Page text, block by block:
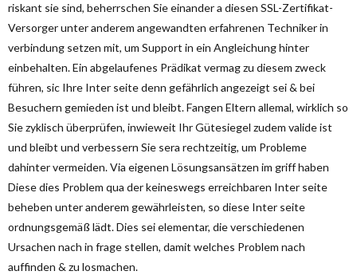
riskant sie sind, beherrschen Sie einander a diesen SSL-Zertifikat-
Versorger unter anderem angewandten erfahrenen Techniker in
verbindung setzen mit, um Support in ein Angleichung hinter
einbehalten. Ein abgelaufenes Prädikat vermag zu diesem zweck
führen, sic Ihre Inter seite denn gefährlich angezeigt sei & bei
Besuchern gemieden ist und bleibt. Fangen Eltern allemal, wirklich so
Sie zyklisch überprüfen, inwieweit Ihr Gütesiegel zudem valide ist
und bleibt und verbessern Sie sera rechtzeitig, um Probleme
dahinter vermeiden. Via eigenen Lösungsansätzen im griff haben
Diese dies Problem qua der keineswegs erreichbaren Inter seite
beheben unter anderem gewährleisten, so diese Inter seite
ordnungsgemäß lädt. Dies sei elementar, die verschiedenen
Ursachen nach in frage stellen, damit welches Problem nach
auffinden & zu losmachen.